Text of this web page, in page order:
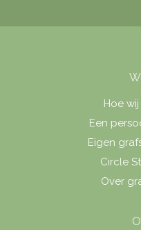
Hoe
Een
Eigen
Circle
Over